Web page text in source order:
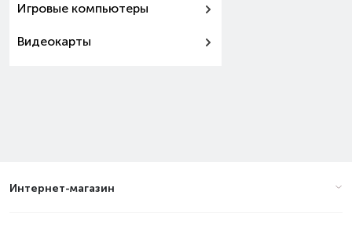
Игровые компьютеры
Видеокарты
Интернет-магазин